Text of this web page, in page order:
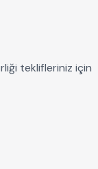
teklifleriniz için